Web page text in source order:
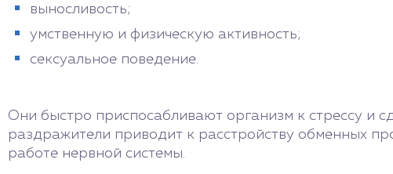
выносливость;
умственную и физическую активность;
сексуальное поведение.
Они быстро приспосабливают организм к стрессу и
раздражители приводит к расстройству обменных
работе нервной системы.